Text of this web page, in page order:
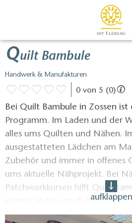
Quilt Bambule
Handwerk & Manufakturen
0 von 5 (0)
Bei Quilt Bambule in Zossen ist
Programm. Im Laden und der
alles ums Quilten und Nähen.
ausgestatteten Lädchen am
Zubehör und immer in offenes
ums aktuelle Nähprojekt. Bei
Patchworkkursen hilft Quilt
eigene Hobby noch besser zu
kann man Patchwork-Basics
aufklappen